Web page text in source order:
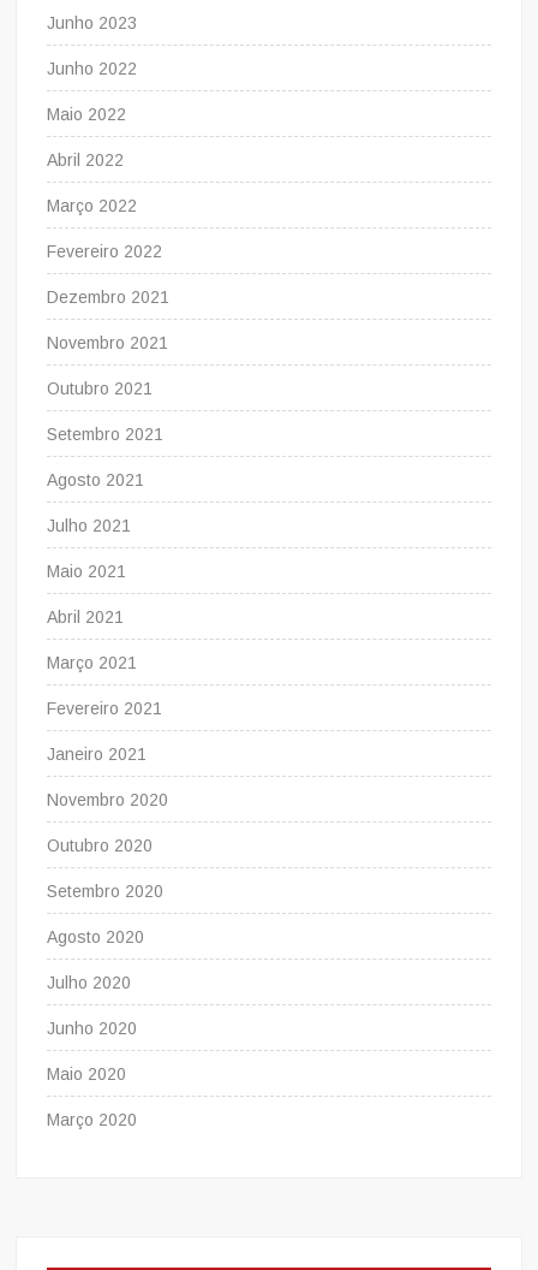
Junho 2023
Junho 2022
Maio 2022
Abril 2022
Março 2022
Fevereiro 2022
Dezembro 2021
Novembro 2021
Outubro 2021
Setembro 2021
Agosto 2021
Julho 2021
Maio 2021
Abril 2021
Março 2021
Fevereiro 2021
Janeiro 2021
Novembro 2020
Outubro 2020
Setembro 2020
Agosto 2020
Julho 2020
Junho 2020
Maio 2020
Março 2020